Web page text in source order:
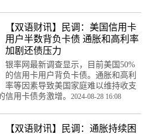
【双语财讯】民调：美国信用卡
用户半数背负卡债 通胀和高利率
加剧还债压力
银率网最新调查显示，目前美国50%
的信用卡用户背负卡债。通胀和高利
率等因素导致美国家庭难以维持收支
用卡债务激增。 2024-08-28 16:08
【双语财讯】民调：通胀持续困